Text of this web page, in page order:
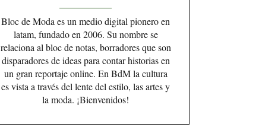
Bloc de Moda es un medio digital pionero en
latam, fundado en 2006. Su nombre se
relaciona al bloc de notas, borradores que son
disparadores de ideas para contar historias en
un gran reportaje online. En BdM la cultura
es vista a través del lente del estilo, las artes y
la moda. ¡Bienvenidos!